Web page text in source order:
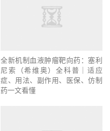
全新机制血液肿瘤靶向药：塞利
尼索（希维奥）全科普｜适应
症、用法、副作用、医保、仿制
药一文看懂